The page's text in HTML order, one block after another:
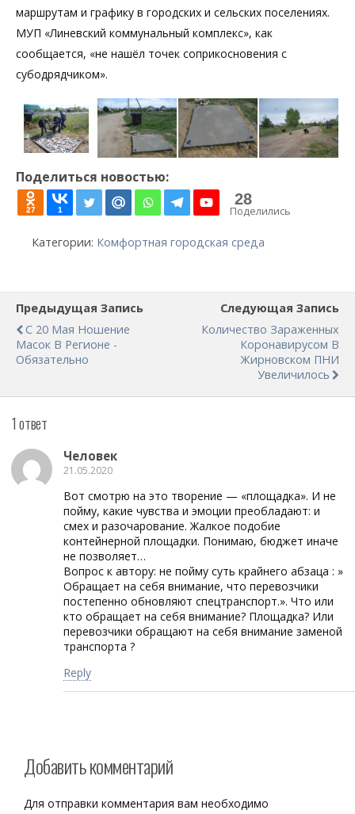
маршрутам и графику в городских и сельских поселениях.
МУП «Линевский коммунальный комплекс», как
сообщается, «не нашёл точек соприкосновения с
субодрядчиком».
Поделиться новостью:
27 1
28
Поделились
Категории: Комфортная городская среда
Предыдущая Запись
С 20 Мая Ношение
Масок В Регионе -
Обязательно
Следующая Запись
Количество Зараженных
Коронавирусом В
Жирновском ПНИ
Увеличилось
1 ответ
Человек
21.05.2020
Вот смотрю на это творение — «площадка». И не
пойму, какие чувства и эмоции преобладают: и
смех и разочарование. Жалкое подобие
контейнерной площадки. Понимаю, бюджет иначе
не позволяет…
Вопрос к автору: не пойму суть крайнего абзаца : »
Обращает на себя внимание, что перевозчики
постепенно обновляют спецтранспорт.». Что или
кто обращает на себя внимание? Площадка? Или
перевозчики обращают на себя внимание заменой
транспорта ?
Reply
Добавить комментарий
Для отправки комментария вам необходимо